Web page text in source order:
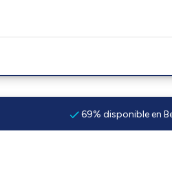
69% disponible en